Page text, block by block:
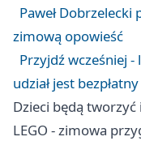
Paweł
zimową opowieść
Przyjdź wcześniej
udział jest bezpłatny
Dzieci będą tworzyć
LEGO - zimowa